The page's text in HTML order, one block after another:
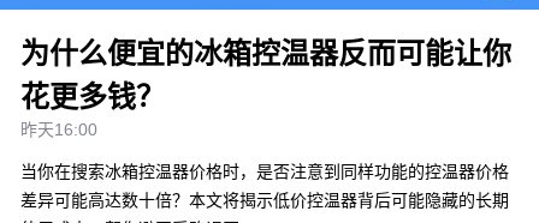
为什么便宜的冰箱控温器反而可能让你
花更多钱？
昨天16:00
当你在搜索冰箱控温器价格时，是否注意到同样功能的控温器价格
差异可能高达数十倍？本文将揭示低价控温器背后可能隐藏的长期